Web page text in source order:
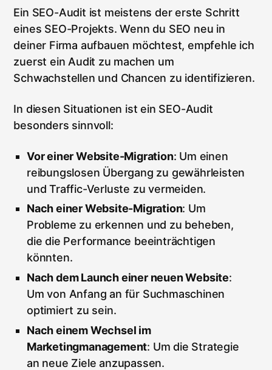
Ein SEO-Audit ist meistens der erste Schritt
eines SEO-Projekts. Wenn du SEO neu in
deiner Firma aufbauen möchtest, empfehle ich
zuerst ein Audit zu machen um
Schwachstellen und Chancen zu identifizieren.
In diesen Situationen ist ein SEO-Audit
besonders sinnvoll:
Vor einer Website-Migration: Um einen
reibungslosen Übergang zu gewährleisten
und Traffic-Verluste zu vermeiden.
Nach einer Website-Migration: Um
Probleme zu erkennen und zu beheben,
die die Performance beeinträchtigen
könnten.
Nach dem Launch einer neuen Website:
Um von Anfang an für Suchmaschinen
optimiert zu sein.
Nach einem Wechsel im
Marketingmanagement: Um die Strategie
an neue Ziele anzupassen.